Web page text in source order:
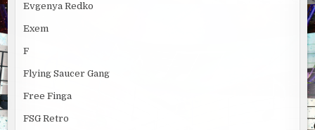
Evgenya Redko
Exem
F
Flying Saucer Gang
Free Finga
FSG Retro